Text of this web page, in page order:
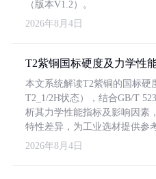
（版本V1.2）。
2026年8月4日
T2紫铜国标硬度及力学性
本文系统解读T2紫铜的国标硬
T2_1/2H状态），结合GB/T
析其力学性能指标及影响因素
特性差异，为工业选材提供参
2026年8月4日